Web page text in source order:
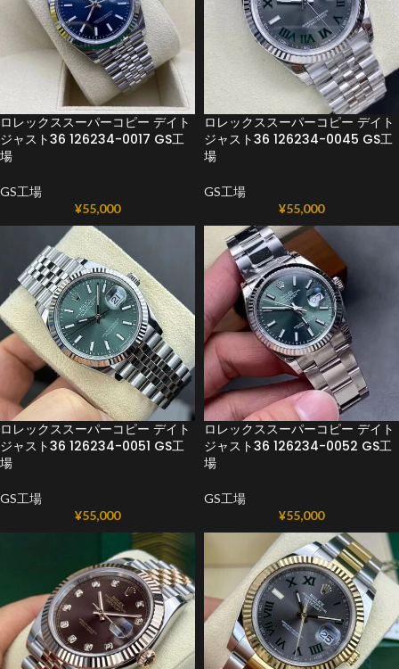
ロレックススーパーコピー デイト
ジャスト36 126234-0017 GS工
場
GS工場
¥55,000
ロレックススーパーコピー デイト
ジャスト36 126234-0045 GS工
場
GS工場
¥55,000
ロレックススーパーコピー デイト
ジャスト36 126234-0051 GS工
場
GS工場
¥55,000
ロレックススーパーコピー デイト
ジャスト36 126234-0052 GS工
場
GS工場
¥55,000